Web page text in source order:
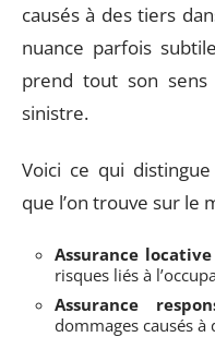
causés à des tiers
nuance parfois
prend tout son
sinistre.
Voici ce qui
que l’on trouve sur le
Assurance locative
risques liés à
Assurance
dommages causés à